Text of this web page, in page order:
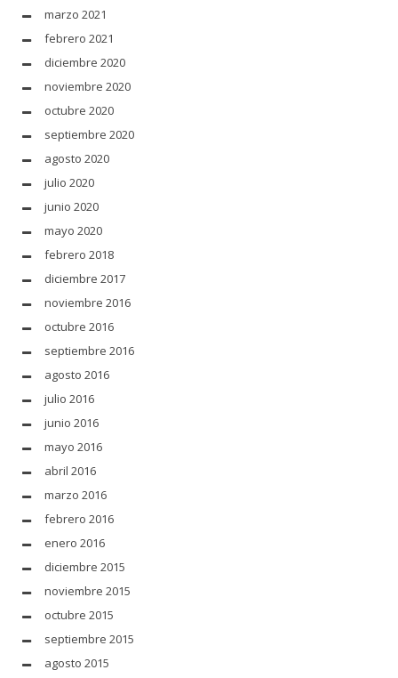
marzo 2021
febrero 2021
diciembre 2020
noviembre 2020
octubre 2020
septiembre 2020
agosto 2020
julio 2020
junio 2020
mayo 2020
febrero 2018
diciembre 2017
noviembre 2016
octubre 2016
septiembre 2016
agosto 2016
julio 2016
junio 2016
mayo 2016
abril 2016
marzo 2016
febrero 2016
enero 2016
diciembre 2015
noviembre 2015
octubre 2015
septiembre 2015
agosto 2015